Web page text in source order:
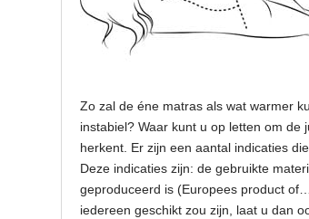
Zo zal de éne matras als wat warmer
instabiel? Waar kunt u op letten om
herkent. Er zijn een aantal indicaties
Deze indicaties zijn: de gebruikte
geproduceerd is (Europees product
iedereen geschikt zou zijn, laat u dan